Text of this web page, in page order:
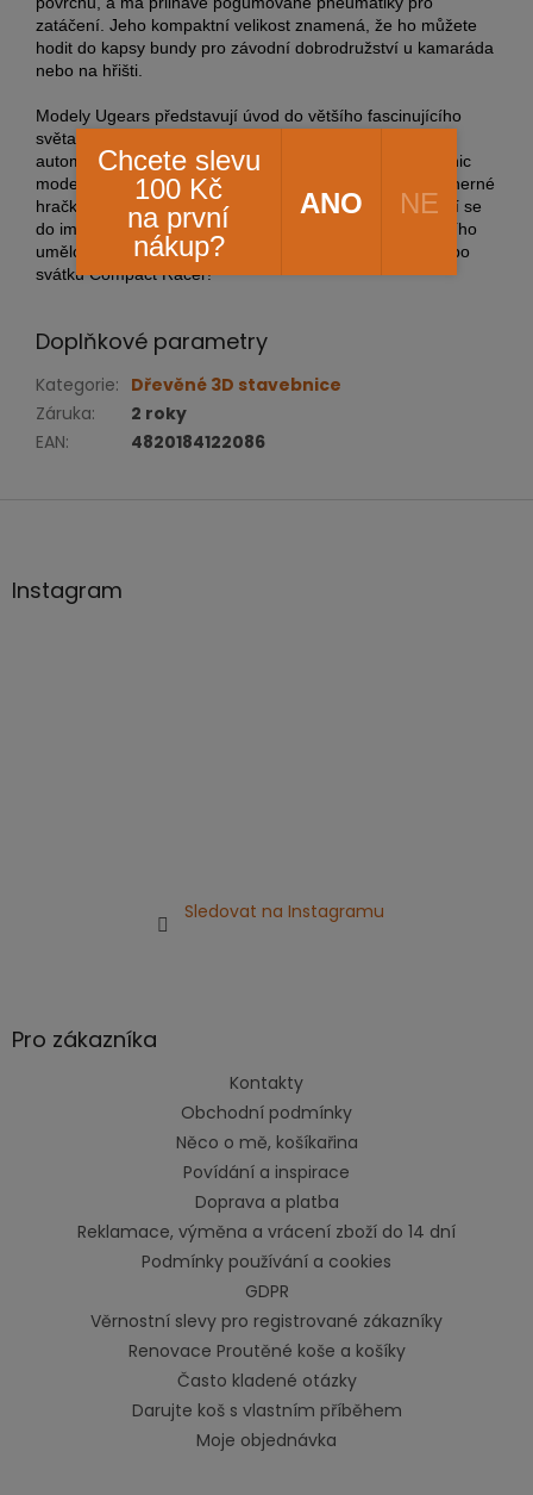
zatáčení. Jeho kompaktní velikost znamená, že ho můžete
hodit do kapsy bundy pro závodní dobrodružství u kamaráda
nebo na hřišti.
Modely Ugears představují úvod do většího fascinujícího
světa 3D puzzle Ugears, stavebnic pro vlastní potřebu,
automatů, robotů, dřevěných krabic na puzzle a stavebnic
modelů STEM Lab. Jak se vaše dítě učí stavět tyto nádherné
hračky, bude si budovat mechanické schopnosti a zapojí se
do imaginativní hry.
Uvolněte vnitřního inženýra a vnitřního
umělce svého dítěte tím, že mu dáte k narozeninám nebo
svátku Compact Racer!
Doplňkové parametry
Kategorie: Dřevěné 3D stavebnice
Záruka:
2 roky
EAN: 4820184122086
aInstagram
Sledovat na Instagramu
Pro zákazníka
Kontakty
Obchodní podmínky
Něco o mě, košíkařina
Povídání a inspirace
Doprava a platba
Reklamace, výměna a vrácení zboží do 14 dní
Podmínky používání a cookies
GDPR
Věrnostní slevy pro registrované zákazníky
Renovace Proutěné koše a košíky
Často kladené otázky
Darujte koš s vlastním příběhem
Moje objednávka
Chcete slevu
100 Kč
na první
nákup?
ANO NE